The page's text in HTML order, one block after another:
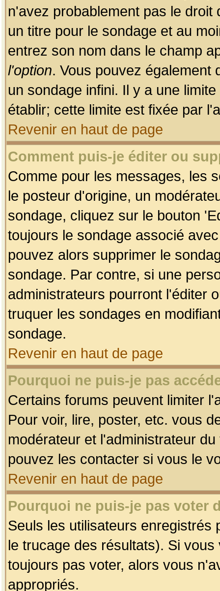
n'avez probablement pas le
un titre pour le sondage et au
entrez son nom dans le champ
l'option. Vous pouvez également
un sondage infini. Il y a une
établir; cette limite est fixée par
Revenir en haut de page
Comment puis-je éditer ou
Comme pour les messages, les
le posteur d'origine, un
sondage, cliquez sur le bouton
toujours le sondage associé
pouvez alors supprimer le
sondage. Par contre, si une
administrateurs pourront l'éditer
truquer les sondages en
sondage.
Revenir en haut de page
Pourquoi ne puis-je pas
Certains forums peuvent limiter
Pour voir, lire, poster, etc. vous
modérateur et l'administrateur
pouvez les contacter si vous le
Revenir en haut de page
Pourquoi ne puis-je pas voter
Seuls les utilisateurs enregistrés
le trucage des résultats). Si
toujours pas voter, alors vous
appropriés.